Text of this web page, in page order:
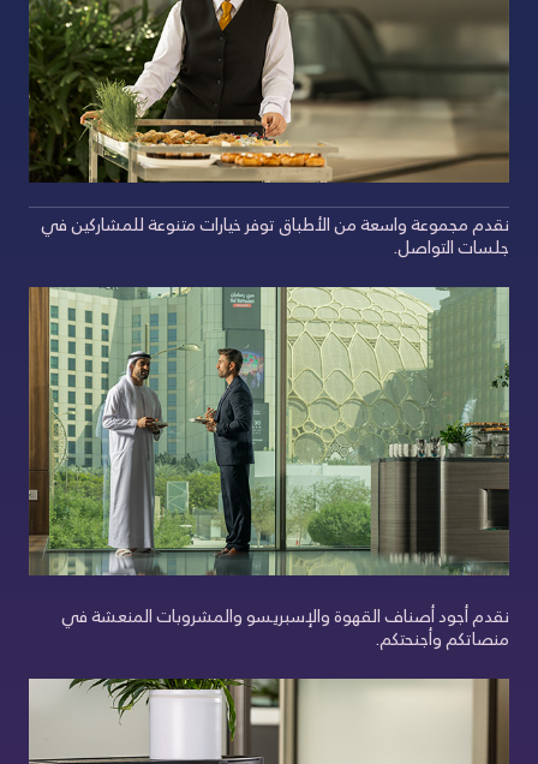
نقدم مجموعة واسعة من الأطباق توفر خيارات متنوعة للمشاركين في
جلسات التواصل.
نقدم أجود أصناف القهوة والإسبريسو والمشروبات المنعشة في
منصاتكم وأجنحتكم.